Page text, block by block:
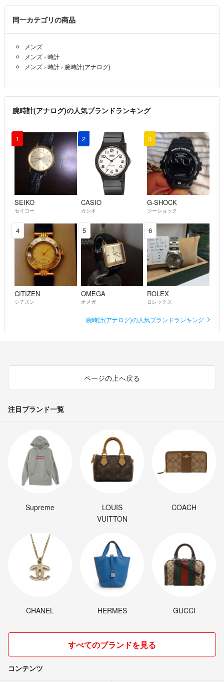
か？ お返事頂きたくお願い致しますね。 失礼致しま
す！
ＣＯＣＯ君- 約5年前
同一カテゴリの商品
メンズ
メンズ › 時計
メンズ › 時計 › 腕時計(アナログ)
腕時計(アナログ)の人気ブランドランキング
1
SEIKO
セイコー
2
CASIO
カシオ
3
G-SHOCK
ジーショック
4
CITIZEN
シチズン
5
OMEGA
オメガ
6
ROLEX
ロレックス
腕時計(アナログ)の人気ブランドランキング
ページの上へ戻る
注目ブランド一覧
Supreme
LOUIS
VUITTON
COACH
CHANEL HERMES GUCCI
すべてのブランドを見る
コンテンツ